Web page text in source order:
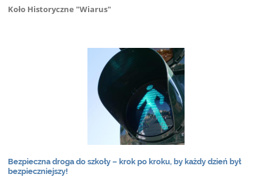
Koło Historyczne "Wiarus"
Bezpieczna droga do szkoły – krok po kroku, by każdy dzień był
bezpieczniejszy!